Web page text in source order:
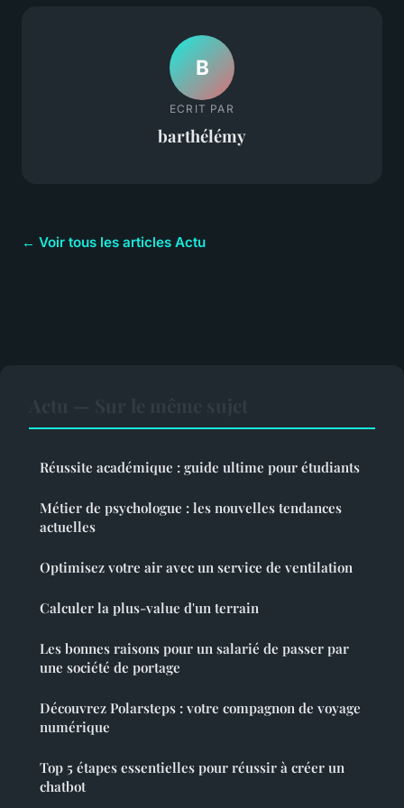
B
ECRIT PAR
barthélémy
← Voir tous les articles Actu
Réussite académique : guide ultime pour étudiants
Métier de psychologue : les nouvelles tendances
actuelles
Optimisez votre air avec un service de ventilation
Calculer la plus-value d'un terrain
Les bonnes raisons pour un salarié de passer par
une société de portage
Découvrez Polarsteps : votre compagnon de voyage
numérique
Top 5 étapes essentielles pour réussir à créer un
chatbot